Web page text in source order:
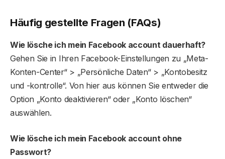
Häufig gestellte Fragen (FAQs)
Wie lösche ich mein Facebook account dauerhaft?
Gehen Sie in Ihren Facebook-Einstellungen zu „Meta-
Konten-Center“ > „Persönliche Daten“ > „Kontobesitz
und -kontrolle“. Von hier aus können Sie entweder die
Option „Konto deaktivieren“ oder „Konto löschen“
auswählen.
Wie lösche ich mein Facebook account ohne
Passwort?